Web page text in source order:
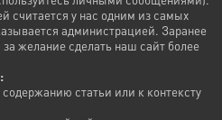
считается у нас одним из самых
администрацией. Заранее
желание сделать наш сайт более
статьи или к контексту